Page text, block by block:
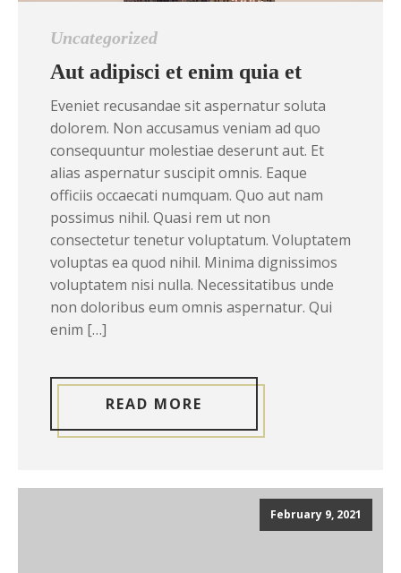
Uncategorized
Aut adipisci et enim quia et
Eveniet recusandae sit aspernatur soluta
dolorem. Non accusamus veniam ad quo
consequuntur molestiae deserunt aut. Et
alias aspernatur suscipit omnis. Eaque
officiis occaecati numquam. Quo aut nam
possimus nihil. Quasi rem ut non
consectetur tenetur voluptatum. Voluptatem
voluptas ea quod nihil. Minima dignissimos
voluptatem nisi nulla. Necessitatibus unde
non doloribus eum omnis aspernatur. Qui
enim […]
READ MORE
February 9, 2021